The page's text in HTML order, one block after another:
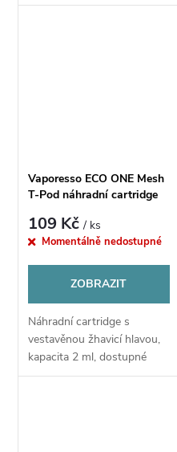
Vaporesso ECO ONE Mesh
T-Pod náhradní cartridge
109 Kč/ ks
Momentálně nedostupné
ZOBRAZIT
Náhradní cartridge s
vestavěnou žhavicí hlavou,
kapacita 2 ml, dostupné
odpory 0,8 ohm a 1,2 ohm,